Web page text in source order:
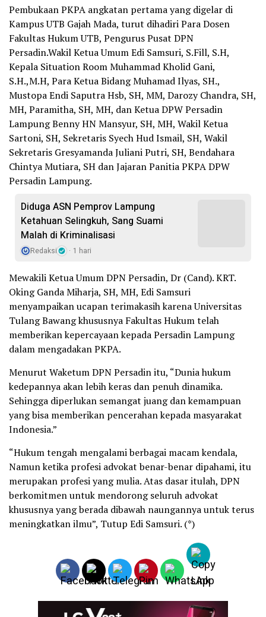
Pembukaan PKPA angkatan pertama yang digelar di
Kampus UTB Gajah Mada, turut dihadiri Para Dosen
Fakultas Hukum UTB, Pengurus Pusat DPN
Persadin.Wakil Ketua Umum Edi Samsuri, S.Fill, S.H,
Kepala Situation Room Muhammad Kholid Gani,
S.H.,M.H, Para Ketua Bidang Muhamad Ilyas, SH.,
Mustopa Endi Saputra Hsb, SH, MM, Darozy Chandra, SH,
MH, Paramitha, SH, MH, dan Ketua DPW Persadin
Lampung Benny HN Mansyur, SH, MH, Wakil Ketua
Sartoni, SH, Sekretaris Syech Hud Ismail, SH, Wakil
Sekretaris Gresyamanda Juliani Putri, SH, Bendahara
Chintya Mutiara, SH dan Jajaran Panitia PKPA DPW
Persadin Lampung.
Diduga ASN Pemprov Lampung
Ketahuan Selingkuh, Sang Suami
Malah di Kriminalisasi
Redaksi 1 hari
Mewakili Ketua Umum DPN Persadin, Dr (Cand). KRT.
Oking Ganda Miharja, SH, MH, Edi Samsuri
menyampaikan ucapan terimakasih karena Universitas
Tulang Bawang khususnya Fakultas Hukum telah
memberikan kepercayaan kepada Persadin Lampung
dalam mengadakan PKPA.
Menurut Waketum DPN Persadin itu, “Dunia hukum
kedepannya akan lebih keras dan penuh dinamika.
Sehingga diperlukan semangat juang dan kemampuan
yang bisa memberikan pencerahan kepada masyarakat
Indonesia.”
“Hukum tengah mengalami berbagai macam kendala,
Namun ketika profesi advokat benar-benar dipahami, itu
merupakan profesi yang mulia. Atas dasar itulah, DPN
berkomitmen untuk mendorong seluruh advokat
khususnya yang berada dibawah naungannya untuk terus
meningkatkan ilmu”, Tutup Edi Samsuri. (*)